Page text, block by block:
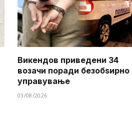
Викендов приведени 34
возачи поради безобѕирно
управување
03/08/2026